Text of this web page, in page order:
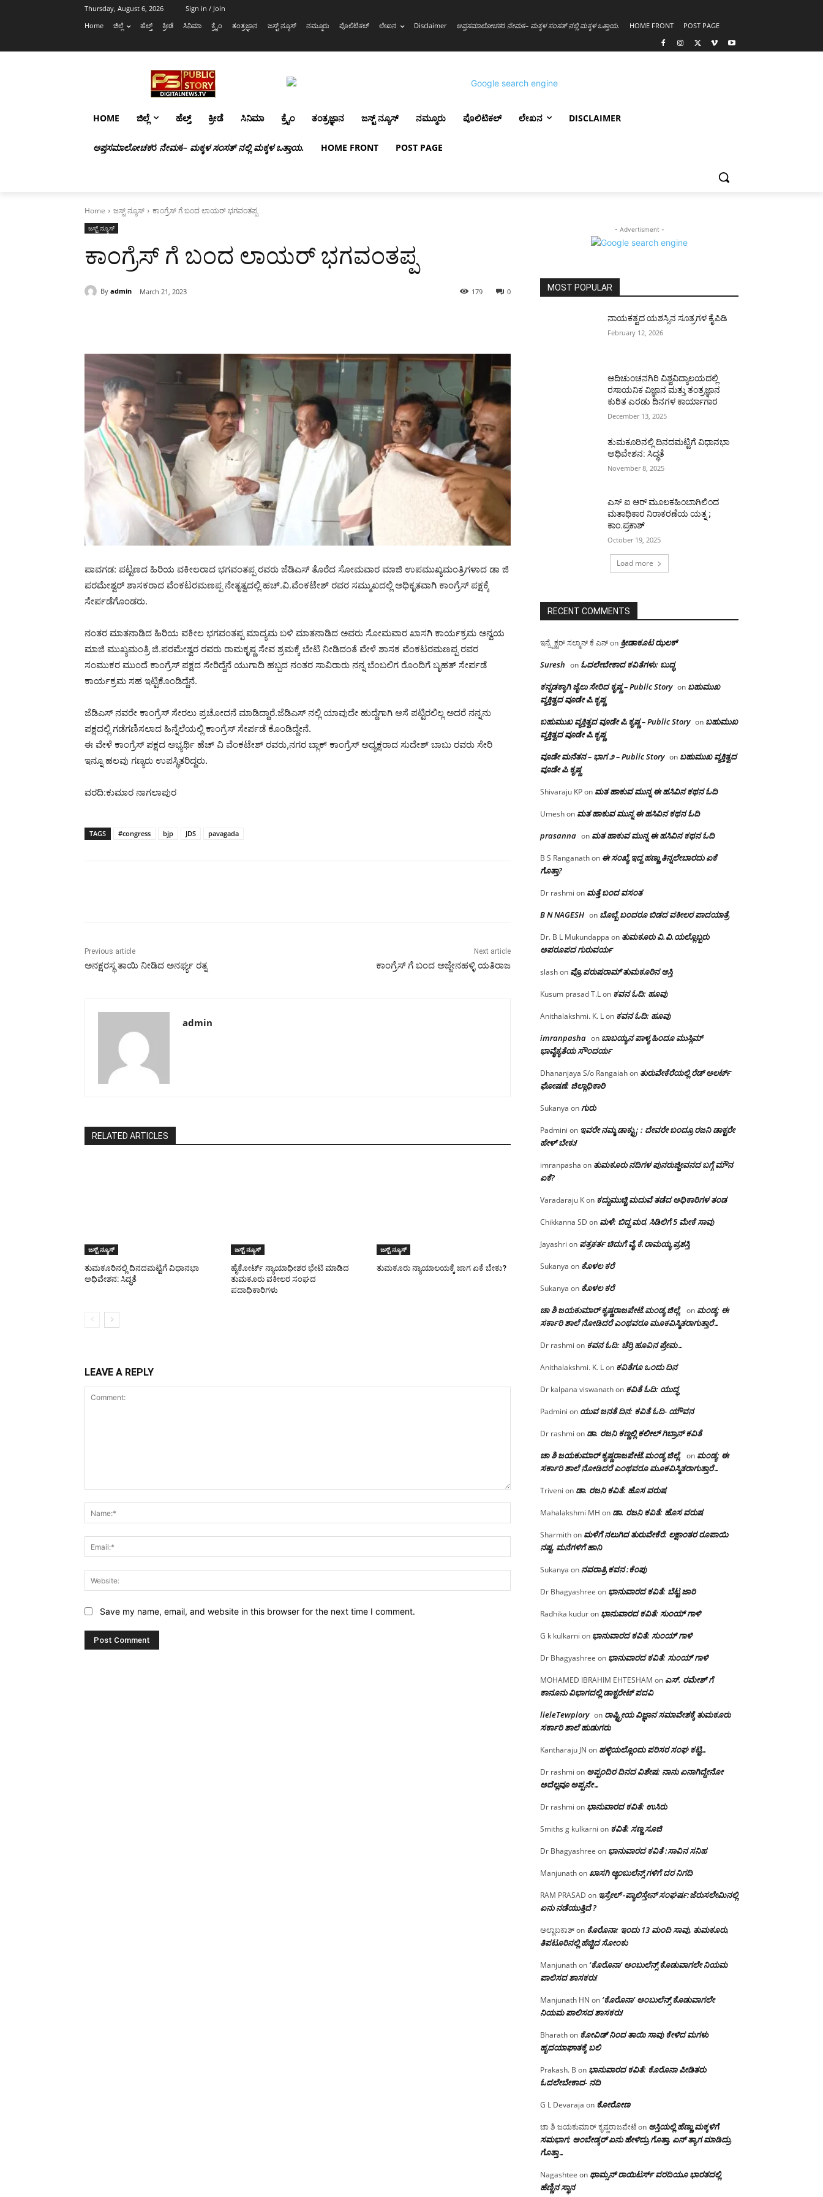
Thursday, August 6, 2026
Sign in / Join
Home
ಜಿಲ್ಲೆ ಹೆಲ್ತ್ ಕ್ರೀಡೆ ಸಿನಿಮಾ ಕ್ರೈಂ ತಂತ್ರಜ್ಞಾನ ಜಸ್ಟ್ ನ್ಯೂಸ್ ನಮ್ಮೂರು ಪೊಲಿಟಿಕಲ್ ಲೇಖನ Disclaimer ಆಪ್ತಸಮಾಲೋಚಕರ ನೇಮಕ– ಮಕ್ಕಳ ಸಂಸತ್ ನಲ್ಲಿ ಮಕ್ಕಳ ಒತ್ತಾಯ. HOME FRONT POST PAGE
HOME ಜಿಲ್ಲೆ ಹೆಲ್ತ್ ಕ್ರೀಡೆ ಸಿನಿಮಾ ಕ್ರೈಂ ತಂತ್ರಜ್ಞಾನ ಜಸ್ಟ್ ನ್ಯೂಸ್ ನಮ್ಮೂರು ಪೊಲಿಟಿಕಲ್ ಲೇಖನ DISCLAIMER
ಆಪ್ತಸಮಾಲೋಚಕರ ನೇಮಕ– ಮಕ್ಕಳ ಸಂಸತ್ ನಲ್ಲಿ ಮಕ್ಕಳ ಒತ್ತಾಯ. HOME FRONT POST PAGE
Home ಜಸ್ಟ್ ನ್ಯೂಸ್ ಕಾಂಗ್ರೆಸ್ ಗೆ ಬಂದ ಲಾಯರ್ ಭಗವಂತಪ್ಪ
ಜಸ್ಟ್ ನ್ಯೂಸ್
ಕಾಂಗ್ರೆಸ್ ಗೆ ಬಂದ ಲಾಯರ್ ಭಗವಂತಪ್ಪ
By admin March 21, 2023 0
179
ಪಾವಗಡ: ಪಟ್ಟಣದ ಹಿರಿಯ ವಕೀಲರಾದ ಭಗವಂತಪ್ಪ ರವರು ಜೆಡಿಎಸ್ ತೊರೆದ ಸೋಮವಾರ ಮಾಜಿ ಉಪಮುಖ್ಯಮಂತ್ರಿಗಳಾದ ಡಾ ಜಿ
ಪರಮೇಶ್ವರ್ ಶಾಸಕರಾದ ವೆಂಕಟರಮಣಪ್ಪ ನೇತೃತ್ವದಲ್ಲಿ ಹಚ್.ವಿ.ವೆಂಕಟೇಶ್ ರವರ ಸಮ್ಮುಖದಲ್ಲಿ ಅಧಿಕೃತವಾಗಿ ಕಾಂಗ್ರೆಸ್ ಪಕ್ಷಕ್ಕೆ
ಸೇರ್ಪಡೆಗೊಂಡರು.
ನಂತರ ಮಾತನಾಡಿದ ಹಿರಿಯ ವಕೀಲ ಭಗವಂತಪ್ಪ ಮಾದ್ಯಮ ಬಳಿ ಮಾತನಾಡಿದ ಅವರು ಸೋಮವಾರ ಖಾಸಗಿ ಕಾರ್ಯಕ್ರಮ ಅನ್ವಯ
ಮಾಜಿ ಮುಖ್ಯಮಂತ್ರಿ ಜಿ.ಪರಮೇಶ್ವರ ರವರು ರಾಮಕೃಷ್ಣ ಸೇವ ಶ್ರಮಕ್ಕೆ ಬೇಟಿ ನೀಡಿದಂತೆ ವೇಳೆ ಶಾಸಕ ವೆಂಕಟರಮಣಪ್ಪ ರವರ
ಸಂಮುಕರ ಮುಂದೆ ಕಾಂಗ್ರೆಸ್ ಪಕ್ಷದ ಸೇರಿದ್ದೆನೆ ಯುಗಾದಿ ಹಬ್ಬದ ನಂತರ ಸಾವಿರಾರು ನನ್ನ ಬೆಂಬಲಿಗ ರೊಂದಿಗೆ ಬೃಹತ್ ಸೇರ್ಪಡೆ
ಕಾರ್ಯಕ್ರಮ ಸಹ ಇಟ್ಟಿಕೊಂಡಿದ್ದೆನೆ.
ಜೆಡಿಎಸ್ ನವರೇ ಕಾಂಗ್ರೆಸ್ ಸೇರಲು ಪ್ರಚೋದನೆ ಮಾಡಿದ್ದಾರೆ.ಜೆಡಿಎಸ್ ನಲ್ಲಿ ಯಾವುದೇ ಹುದ್ದೆಗಾಗಿ ಆಸೆ ಪಟ್ಟಿರಲಿಲ್ಲ ಅದರೆ ನನ್ನನು
ಪಕ್ಷದಲ್ಲಿ ಗಡೆಗಣಿಸಲಾದ ಹಿನ್ನೆಲೆಯಲ್ಲಿ ಕಾಂಗ್ರೆಸ್ ಸೇರ್ಪಡೆ ಕೊಂಡಿದ್ದೇನೆ.
ಈ ವೇಳೆ ಕಾಂಗ್ರೆಸ್ ಪಕ್ಷದ ಅಭ್ಯರ್ಥಿ ಹೆಚ್ ವಿ ವೆಂಕಟೇಶ್ ರವರು,ನಗರ ಬ್ಲಾಕ್ ಕಾಂಗ್ರೆಸ್ ಅಧ್ಯಕ್ಷರಾದ ಸುದೇಶ್ ಬಾಬು ರವರು ಸೇರಿ
ಇನ್ನೂ ಹಲವು ಗಣ್ಯರು ಉಪಸ್ಥಿತರಿದ್ದರು.
ವರದಿ:ಕುಮಾರ ನಾಗಲಾಪುರ
TAGS #congress bjp JDS pavagada
Previous article
ಅನಕ್ಷರಸ್ಥ ತಾಯಿ ನೀಡಿದ ಅನರ್ಘ್ಯ ರತ್ನ
Next article
ಕಾಂಗ್ರೆಸ್ ಗೆ ಬಂದ ಅಜ್ಜೇನಹಳ್ಳಿ ಯತಿರಾಜ
admin
RELATED ARTICLES
ಜಸ್ಟ್ ನ್ಯೂಸ್
ತುಮಕೂರಿನಲ್ಲಿ ದಿನದಮಟ್ಟಿಗೆ ವಿಧಾನಭಾ
ಅಧಿವೇಶನ: ಸಿದ್ಧತೆ
ಜಸ್ಟ್ ನ್ಯೂಸ್
ಹೈಕೋರ್ಟ್ ನ್ಯಾಯಾಧೀಶರ ಭೇಟಿ ಮಾಡಿದ
ತುಮಕೂರು ವಕೀಲರ ಸಂಘದ
ಪದಾಧಿಕಾರಿಗಳು
ಜಸ್ಟ್ ನ್ಯೂಸ್
ತುಮಕೂರು ನ್ಯಾಯಾಲಯಕ್ಕೆ ಜಾಗ ಏಕೆ ಬೇಕು?
LEAVE A REPLY
Save my name, email, and website in this browser for the next time I comment.
- Advertisment -
MOST POPULAR
ನಾಯಕತ್ವದ ಯಶಸ್ಸಿನ ಸೂತ್ರಗಳ ಕೈಪಿಡಿ
February 12, 2026
ಆದಿಚುಂಚನಗಿರಿ ವಿಶ್ವವಿದ್ಯಾಲಯದಲ್ಲಿ
ರಸಾಯನಿಕ ವಿಜ್ಞಾನ ಮತ್ತು ತಂತ್ರಜ್ಞಾನ
ಕುರಿತ ಎರಡು ದಿನಗಳ ಕಾರ್ಯಾಗಾರ
December 13, 2025
ತುಮಕೂರಿನಲ್ಲಿ ದಿನದಮಟ್ಟಿಗೆ ವಿಧಾನಭಾ
ಅಧಿವೇಶನ: ಸಿದ್ಧತೆ
November 8, 2025
ಎಸ್ ಐ ಆರ್ ಮೂಲಕಹಿಂಬಾಗಿಲಿಂದ
ಮತಾಧಿಕಾರ ನಿರಾಕರಣೆಯ ಯತ್ನ ;
ಕಾಂ.ಪ್ರಕಾಶ್
October 19, 2025
Load more
RECENT COMMENTS
ಇನ್ಸ್ಪೆಕ್ಟರ್ ಸಲ್ಮಾನ್ ಕೆ ಎನ್on ಕ್ರೀಡಾಕೂಟ ಝಲಕ್
Suresh on ಓದಲೇಬೇಕಾದ‌ ಕವಿತೆಗಳು: ಬುದ್ಧ
ಕನ್ನಡಕ್ಕಾಗಿ ಜೈಲು ಸೇರಿದ ಕೃಷ್ಣ – Public Story on ಬಹುಮುಖ
ವ್ಯಕ್ತಿತ್ವದ ವೂಡೇ ಪಿ.ಕೃಷ್ಣ
ಬಹುಮುಖ ವ್ಯಕ್ತಿತ್ವದ ವೂಡೇ ಪಿ.ಕೃಷ್ಣ – Public Story on ಬಹುಮುಖ
ವ್ಯಕ್ತಿತ್ವದ ವೂಡೇ ಪಿ.ಕೃಷ್ಣ
ವೂಡೇ ಮನೆತನ – ಭಾಗ ೨ – Public Story on ಬಹುಮುಖ ವ್ಯಕ್ತಿತ್ವದ
ವೂಡೇ ಪಿ.ಕೃಷ್ಣ
Shivaraju KPon ಮತ ಹಾಕುವ ಮುನ್ನ ಈ ಹಸಿವಿನ ಕಥನ ಓದಿ
Umeshon ಮತ ಹಾಕುವ ಮುನ್ನ ಈ ಹಸಿವಿನ ಕಥನ ಓದಿ
prasanna on ಮತ ಹಾಕುವ ಮುನ್ನ ಈ ಹಸಿವಿನ ಕಥನ ಓದಿ
B S Ranganathon ಈ ಸಂಖ್ಯೆ ಇದ್ದ ಹಣ್ಣು ತಿನ್ನಲೇಬಾರದು ಏಕೆ
ಗೊತ್ತಾ?
Dr rashmi on ಮತ್ತೆ ಬಂದ ವಸಂತ
B N NAGESH on ಬೊಬ್ಬೆ ಬಂದರೂ ಬಿಡದ ವಕೀಲರ ಪಾದಯಾತ್ರೆ
Dr. B L Mukundappa on ತುಮಕೂರು‌ ವಿ.ವಿ.ಯಲ್ಲೊಬ್ಬರು
ಅಪರೂಪದ ಗುರುವರ್ಯ
slashon ಪ್ರೊ.ಪರುಷರಾಮ್ ತುಮಕೂರಿನ ಆಸ್ತಿ
Kusum prasad T.Lon ಕವನ ಓದಿ: ಹೂವು
Anithalakshmi. K. Lon ಕವನ ಓದಿ: ಹೂವು
imranpasha on ಬಾಬಯ್ಯನ ಪಾಳ್ಯ ಹಿಂದೂ ಮುಸ್ಲಿಮ್
ಭಾವೈಕ್ಯತೆಯ ಸೌಂದರ್ಯ
Dhananjaya S/o Rangaiahon ತುರುವೇಕೆರೆಯಲ್ಲಿ ರೆಡ್ ಅಲರ್ಟ್
ಘೋಷಣೆ: ಜಿಲ್ಲಾಧಿಕಾರಿ
Sukanya onಗುರು
Padmini on ಇವರೇ ನಮ್ಮ ಡಾಕ್ಟ್ರು; : ದೇವರೇ ಬಂದ್ರೂ ರಜನಿ ಡಾಕ್ಟರೇ
ಹೇಳ್ ಬೇಕು!
imranpasha on ತುಮಕೂರು ನದಿಗಳ ಪುನರುಜ್ಜೀವನದ ಬಗ್ಗೆ ಮೌನ
ಏಕೆ?
Varadaraju Kon ಕದ್ದುಮುಚ್ಚಿ ಮದುವೆ ತಡೆದ ಅಧಿಕಾರಿಗಳ ತಂಡ
Chikkanna SD on ಮಳೆ: ಬಿದ್ದ ಮರ, ಸಿಡಿಲಿಗೆ 5 ಮೇಕೆ ಸಾವು
Jayashri on ಪತ್ರಕರ್ತ ಚಿದುಗೆ ವೈ.ಕೆ.ರಾಮಯ್ಯ ಪ್ರಶಸ್ತಿ
Sukanya on ಕೊಳಲ ಕರೆ
Sukanya on ಕೊಳಲ ಕರೆ
ಚಾ ಶಿ ಜಯಕುಮಾರ್ ಕೃಷ್ಣರಾಜಪೇಟೆ.ಮಂಡ್ಯ ಜಿಲ್ಲೆ. on ಮಂಡ್ಯ: ಈ
ಸರ್ಕಾರಿ ಶಾಲೆ ನೋಡಿದರೆ ಎಂಥವರೂ ಮೂಕವಿಸ್ಮಿತರಾಗುತ್ತಾರೆ…
Dr rashmi on ಕವನ ಓದಿ: ಚೆರ್ರಿ ಹೂವಿನ ಪ್ರೇಮ…
Anithalakshmi. K. Lon ಕವಿತೆಗೂ ಒಂದು ದಿನ
Dr kalpana viswanathon ಕವಿತೆ ಓದಿ: ಯುದ್ಧ
Padmini on ಯುವ ಜನತೆ ದಿನ: ಕವಿತೆ ಓದಿ- ಯೌವನ
Dr rashmi on ಡಾ. ರಜನಿ‌ ಕಣ್ಣಲ್ಲಿ ಕಲೀಲ್ ಗಿಬ್ರಾನ್ ಕವಿತೆ
ಚಾ ಶಿ ಜಯಕುಮಾರ್ ಕೃಷ್ಣರಾಜಪೇಟೆ.ಮಂಡ್ಯ ಜಿಲ್ಲೆ. on ಮಂಡ್ಯ: ಈ
ಸರ್ಕಾರಿ ಶಾಲೆ ನೋಡಿದರೆ ಎಂಥವರೂ ಮೂಕವಿಸ್ಮಿತರಾಗುತ್ತಾರೆ…
Triveni on ಡಾ. ರಜನಿ ಕವಿತೆ: ಹೊಸ ವರುಷ
Mahalakshmi MH on ಡಾ. ರಜನಿ ಕವಿತೆ: ಹೊಸ ವರುಷ
Sharmithon ಮಳೆಗೆ ನಲುಗಿದ ತುರುವೇಕೆರೆ: ಲಕ್ಷಾಂತರ ರೂಪಾಯಿ
ನಷ್ಟ, ಮನೆಗಳಿಗೆ ಹಾನಿ
Sukanya on ನವರಾತ್ರಿ ಕವನ :ಕೆಂಪು
Dr Bhagyashree on ಭಾನುವಾರದ ಕವಿತೆ: ಬೆಟ್ಟ ಜಾರಿ
Radhika kuduron ಭಾನುವಾರದ ಕವಿತೆ: ಸುಂಯ್ ಗಾಳಿ
G k kulkarni on ಭಾನುವಾರದ ಕವಿತೆ: ಸುಂಯ್ ಗಾಳಿ
Dr Bhagyashree on ಭಾನುವಾರದ ಕವಿತೆ: ಸುಂಯ್ ಗಾಳಿ
MOHAMED IBRAHIM EHTESHAM on ಎಸ್. ರಮೇಶ್ ಗೆ
ಕಾನೂನು ವಿಭಾಗದಲ್ಲಿ ಡಾಕ್ಟರೇಟ್ ಪದವಿ
lieleTewplory on ರಾಷ್ಟ್ರೀಯ ವಿಜ್ಞಾನ ಸಮಾವೇಶಕ್ಕೆ‌ ತುಮಕೂರು
ಸರ್ಕಾರಿ ಶಾಲೆ ಹುಡುಗರು
Kantharaju JN on ಹಳ್ಳಿಯಲ್ಲೊಂದು ಪರಿಸರ ಸಂಘ ಕಟ್ಟಿ…
Dr rashmi on ಅಪ್ಪಂದಿರ ದಿನದ ವಿಶೇಷ: ನಾನು ಏನಾಗಿದ್ದೇನೋ‌
ಅದೆಲ್ಲವೂ ಅಪ್ಪನೇ…
Dr rashmi on ಭಾನುವಾರದ ಕವಿತೆ: ಉಸಿರು
Smiths g kulkarni on ಕವಿತೆ: ಸಣ್ಣ ಸೂಜಿ
Dr Bhagyashree on ಭಾನುವಾರದ ಕವಿತೆ :ಸಾವಿನ ಸನಿಹ
Manjunathonಖಾಸಗಿ ಆ್ಯಂಬುಲೆನ್ಸ್ ಗಳಿಗೆ ದರ ನಿಗದಿ
RAM PRASAD on ಇಸ್ರೇಲ್ -ಪ್ಯಾಲಿಸ್ತೇನ್ ಸಂಘರ್ಷ:ಜೆರುಸಲೇಮಿನಲ್ಲಿ
ಏನು ನಡೆಯುತ್ತಿದೆ ?
ಅಲ್ಲಾಬಕಾಶ್on ಕೊರೊನಾ: ಇಂದು 13 ಮಂದಿ ಸಾವು, ತುಮಕೂರು,
ತಿಪಟೂರಿನಲ್ಲಿ ಹೆಚ್ಚಿದ ಸೋಂಕು
Manjunathon ‘ಕೊರೊನಾ’ ಅಂಬುಲೆನ್ಸ್ ಕೊಡುವಾಗಲೇ ನಿಯಮ
ಪಾಲಿಸದ ಶಾಸಕರು!
Manjunath HN on ‘ಕೊರೊನಾ’ ಅಂಬುಲೆನ್ಸ್ ಕೊಡುವಾಗಲೇ
ನಿಯಮ ಪಾಲಿಸದ ಶಾಸಕರು!
Bharathon ಕೋವಿಡ್ ನಿಂದ ತಾಯಿ ಸಾವು ಕೇಳಿದ ಮಗಳು
ಹೃದಯಾಘಾತಕ್ಕೆ ಬಲಿ
Prakash. B on ಭಾನುವಾರದ ಕವಿತೆ: ಕೊರೊನಾ ಪೀಡಿತರು
ಓದಲೇಬೇಕಾದ- ನದಿ
G L Devaraja on ಕೋರೋಣ
ಚಾ ಶಿ ಜಯಕುಮಾರ್ ಕೃಷ್ಣರಾಜಪೇಟೆon ಆಸ್ತಿಯಲ್ಲಿ ಹೆಣ್ಣು ಮಕ್ಕಳಿಗೆ
ಸಮಭಾಗ; ಅಂಬೇಡ್ಕರ್ ಏನು ಹೇಳಿದ್ರು ಗೊತ್ತಾ, ಏನ್ ತ್ಯಾಗ ಮಾಡಿದ್ರು
ಗೊತ್ತಾ…
Nagashtee on ಥಾಮ್ಸನ್ ರಾಯಿಟರ್ಸ್ ವರದಿಯೂ ಭಾರತದಲ್ಲಿ
ಹೆಣ್ಣಿನ ಸ್ಥಾನ‌